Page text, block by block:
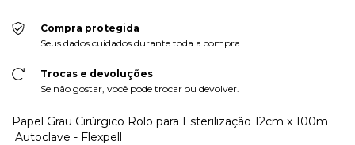
Compra protegida
Seus dados cuidados durante toda a compra.
Trocas e devoluções
Se não gostar, você pode trocar ou devolver.
Papel Grau Cirúrgico Rolo para Esterilização 12cm x 100m
Autoclave - Flexpell